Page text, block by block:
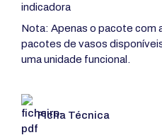
indicadora
Nota: Apenas o pacote com
pacotes de vasos
uma unidade funcional.
Ficha Técnica